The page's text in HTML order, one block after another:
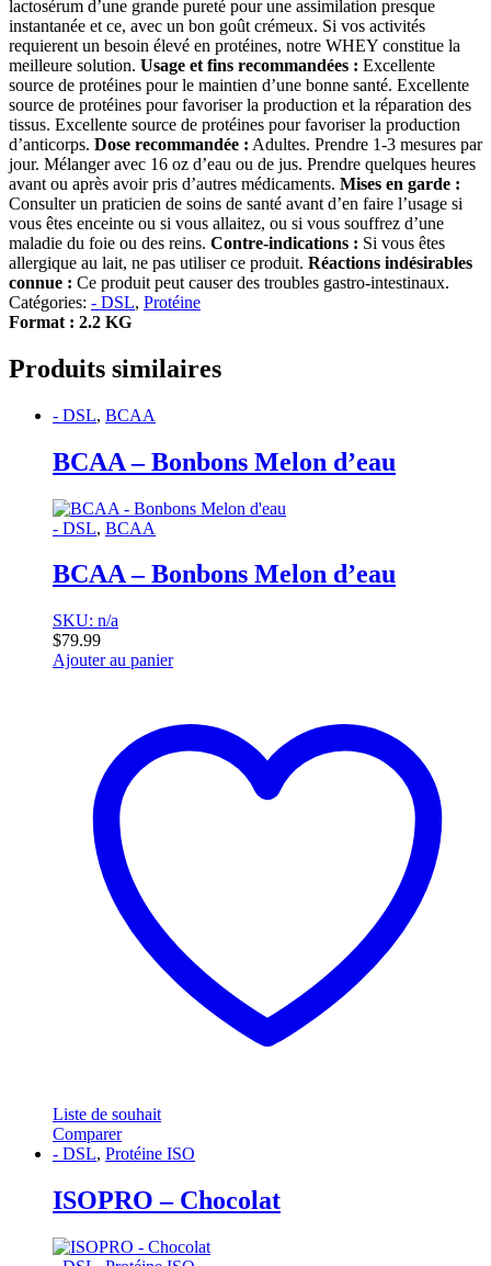
lactosérum d’une grande pureté pour une assimilation presque
instantanée et ce, avec un bon goût crémeux. Si vos activités
requierent un besoin élevé en protéines, notre WHEY constitue la
meilleure solution. Usage et fins recommandées : Excellente
source de protéines pour le maintien d’une bonne santé. Excellente
source de protéines pour favoriser la production et la réparation des
tissus. Excellente source de protéines pour favoriser la production
d’anticorps. Dose recommandée : Adultes. Prendre 1-3 mesures par
jour. Mélanger avec 16 oz d’eau ou de jus. Prendre quelques heures
avant ou après avoir pris d’autres médicaments. Mises en garde :
Consulter un praticien de soins de santé avant d’en faire l’usage si
vous êtes enceinte ou si vous allaitez, ou si vous souffrez d’une
maladie du foie ou des reins. Contre-indications : Si vous êtes
allergique au lait, ne pas utiliser ce produit. Réactions indésirables
connue : Ce produit peut causer des troubles gastro-intestinaux.
Catégories: - DSL, Protéine
Format : 2.2 KG
Produits similaires
- DSL, BCAA
BCAA – Bonbons Melon d’eau
- DSL, BCAA
BCAA – Bonbons Melon d’eau
SKU: n/a
$79.99
Ajouter au panier
Liste de souhait
Comparer
- DSL, Protéine ISO
ISOPRO – Chocolat